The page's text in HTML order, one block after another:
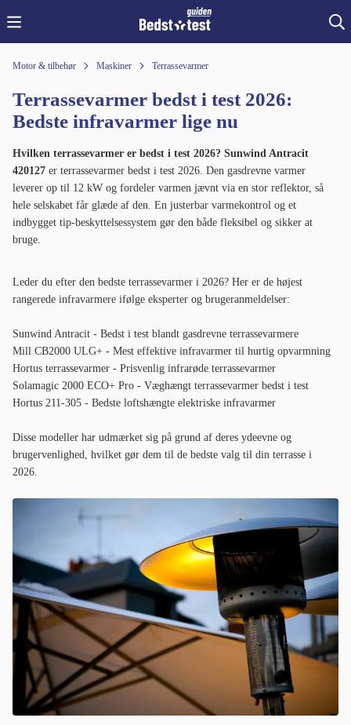
Motor & tilbehør Maskiner Terrassevarmer
Terrassevarmer bedst i test 2026:
Bedste infravarmer lige nu
Hvilken terrassevarmer er bedst i test 2026? Sunwind Antracit
420127 er terrassevarmer bedst i test 2026. Den gasdrevne varmer
leverer op til 12 kW og fordeler varmen jævnt via en stor reflektor, så
hele selskabet får glæde af den. En justerbar varmekontrol og et
indbygget tip-beskyttelsessystem gør den både fleksibel og sikker at
bruge.
Leder du efter den bedste terrassevarmer i 2026? Her er de højest
rangerede infravarmere ifølge eksperter og brugeranmeldelser:
Sunwind Antracit - Bedst i test blandt gasdrevne terrassevarmere
Mill CB2000 ULG+ - Mest effektive infravarmer til hurtig opvarmning
Hortus terrassevarmer - Prisvenlig infrarøde terrassevarmer
Solamagic 2000 ECO+ Pro - Væghængt terrassevarmer bedst i test
Hortus 211-305 - Bedste loftshængte elektriske infravarmer
Disse modeller har udmærket sig på grund af deres ydeevne og
brugervenlighed, hvilket gør dem til de bedste valg til din terrasse i
2026.